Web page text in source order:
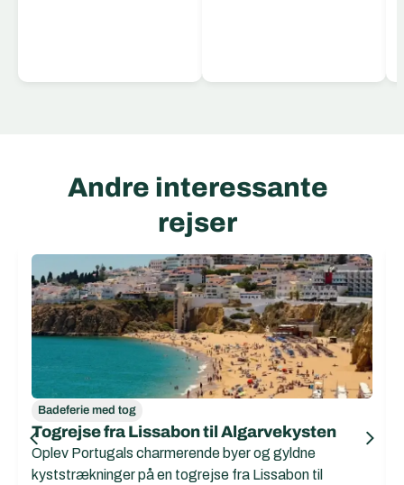
Andre interessante
rejser
Badeferie med tog
Togrejse fra Lissabon til Algarvekysten
Oplev Portugals charmerende byer og gyldne
kyststrækninger på en togrejse fra Lissabon til